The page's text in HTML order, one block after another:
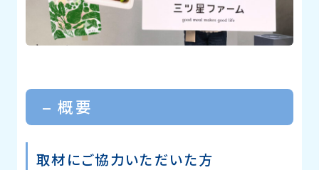
– 概要
取材にご協力いただいた方